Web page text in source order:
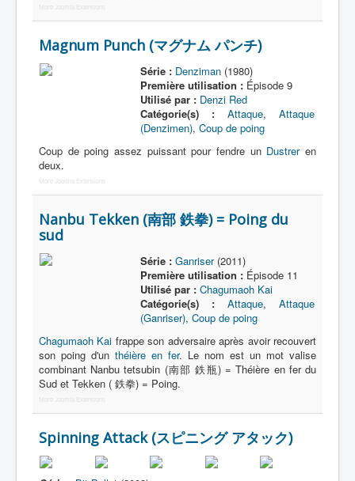
More Joomla Extensions
Magnum Punch (マグナム パンチ)
Série : Denziman(1980)
Première utilisation :Épisode 9
Utilisé par : Denzi Red
Catégorie(s) :
Attaque, Attaque
(Denzimen), Coup de poing
Coup de poing assez puissant pour fendre un Dustreren
deux.
More Joomla Extensions
Nanbu Tekken (南部 鉄拳) = Poing du
sud
Série : Ganriser(2011)
Première utilisation :Épisode 11
Utilisé par : Chagumaoh Kai
Catégorie(s) :
Attaque, Attaque
(Ganriser), Coup de poing
Chagumaoh Kai frappe son adversaire après avoir recouvert
son poing d'un théière en fer. Le nom est un mot valise
combinant Nanbu tetsubin (南部 鉄瓶) = Théière en fer du
Sud et Tekken ( 鉄拳) = Poing.
More Joomla Extensions
Spinning Attack (スピニング アタック)